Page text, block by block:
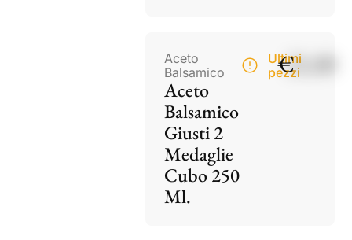
Aceto
Balsamico
Aceto
Balsamico
Giusti 2
Medaglie
Cubo 250
Ml.
Ultimi
pezzi
€21,00